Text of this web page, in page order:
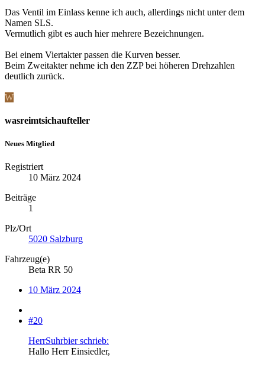
Das Ventil im Einlass kenne ich auch, allerdings nicht unter dem
Namen SLS.
Vermutlich gibt es auch hier mehrere Bezeichnungen.
Bei einem Viertakter passen die Kurven besser.
Beim Zweitakter nehme ich den ZZP bei höheren Drehzahlen
deutlich zurück.
W
wasreimtsichaufteller
Neues Mitglied
Registriert
10 März 2024
Beiträge
1
Plz/Ort
5020 Salzburg
Fahrzeug(e)
Beta RR 50
10 März 2024
#20
HerrSuhrbier schrieb:
Hallo Herr Einsiedler,